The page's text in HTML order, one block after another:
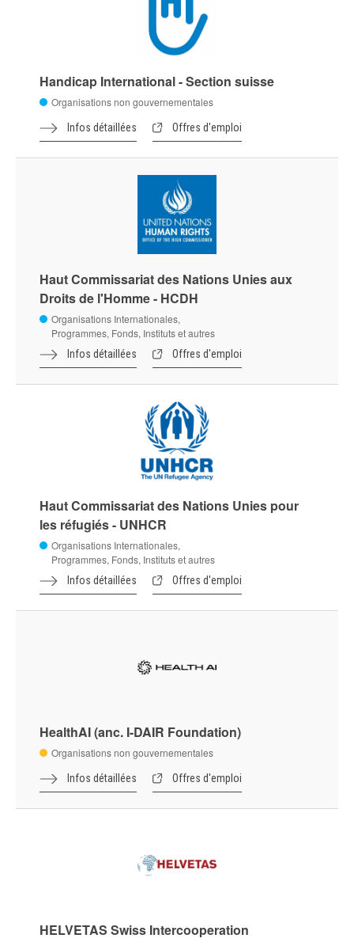
Handicap International - Section suisse
Organisations non gouvernementales
Infos détaillées Offres d'emploi
Haut Commissariat des Nations Unies aux
Droits de l'Homme - HCDH
Organisations Internationales,
Programmes, Fonds, Instituts et autres
Infos détaillées Offres d'emploi
Haut Commissariat des Nations Unies pour
les réfugiés - UNHCR
Organisations Internationales,
Programmes, Fonds, Instituts et autres
Infos détaillées Offres d'emploi
HealthAI (anc. I-DAIR Foundation)
Organisations non gouvernementales
Infos détaillées Offres d'emploi
HELVETAS Swiss Intercooperation